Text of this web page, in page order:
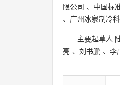
限公司 、 中国标
、 广州冰泉制冷
主要起草人
亮 、 刘书鹏 、 李